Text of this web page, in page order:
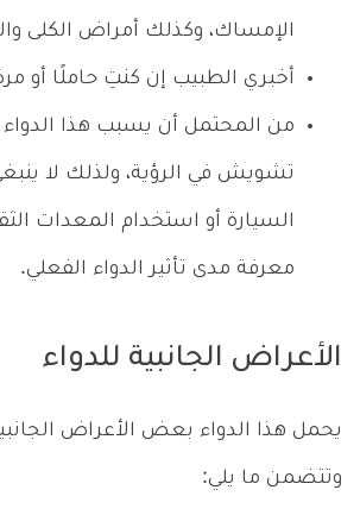
الإمساك، وكذلك أمراض الكلى
أخبري الطبيب إن كنتِ حاملًا أو
من المحتمل أن يسبب هذا الدواء
تشويش في الرؤية، ولذلك لا
السيارة أو استخدام المعدات
معرفة مدى تأثير الدواء الفعلي.
الأعراض الجانبية للدواء
يحمل هذا الدواء بعض الأعراض
وتتضمن ما يلي: